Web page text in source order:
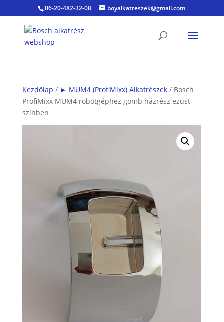
06-20-482-32-08 boyalkatreszek@gmail.com
Kezdőlap / ► MUM4 (ProfiMixx) Alkatrészek/ Bosch
ProfiMixx MUM4 robotgéphez gomb házrész ezüst
színben